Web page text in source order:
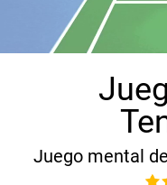
Juego mental